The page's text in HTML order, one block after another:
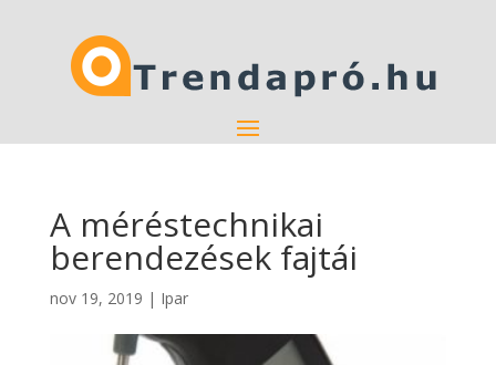
A méréstechnikai
berendezések fajtái
nov 19, 2019 | Ipar